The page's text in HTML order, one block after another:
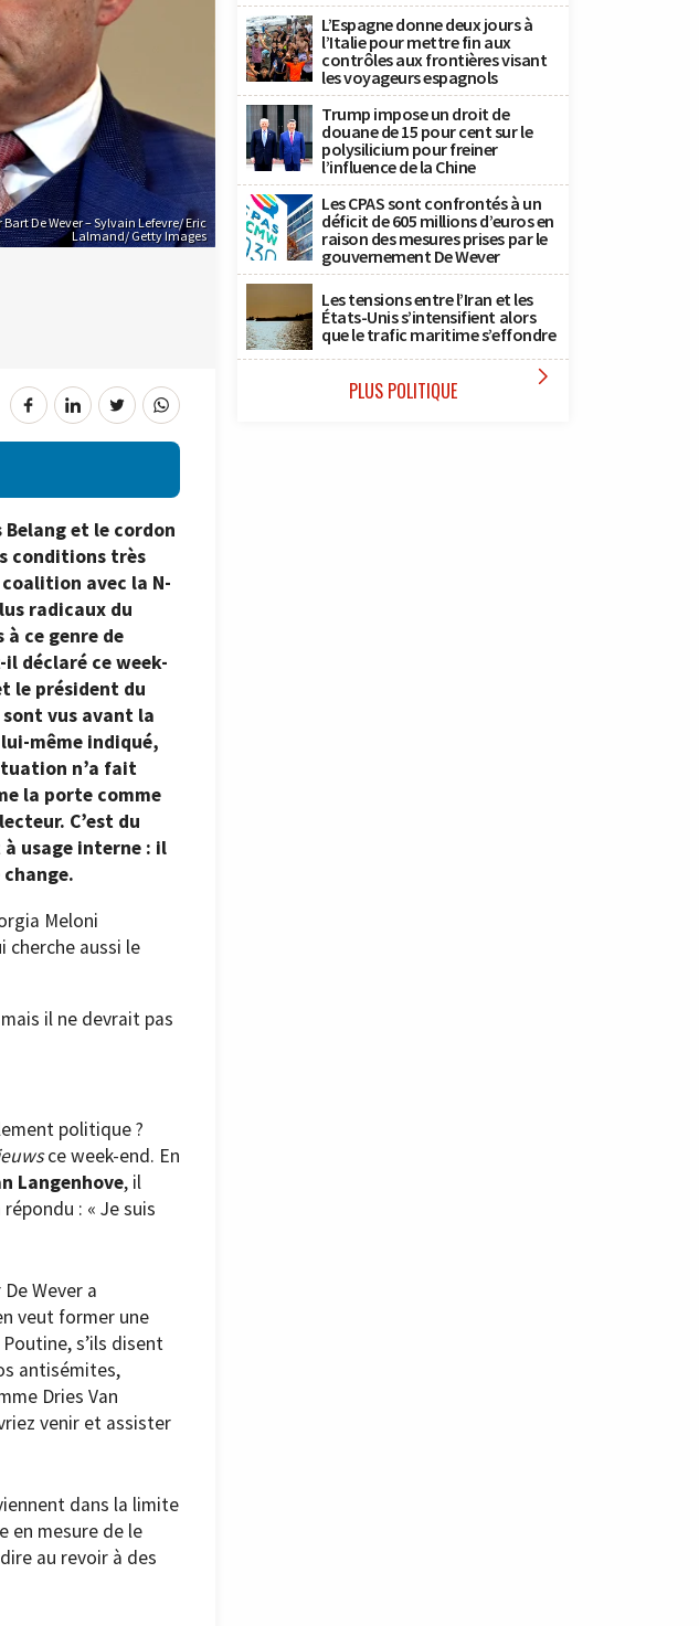
De Wever – Sylvain Lefevre/ Eric
Lalmand/ Getty Images
Belang et le cordon
conditions très
avec la N-
radicaux du
ce genre de
déclaré ce week-
le président du
sont vus avant la
lui-même indiqué,
n’a fait
la porte comme
C’est du
à usage interne : il
Meloni
cherche aussi le
il ne devrait pas
politique ?
ce week-end. En
Langenhove, il
: « Je suis
Wever a
veut former une
s’ils disent
antisémites,
Dries Van
venir et assister
dans la limite
en mesure de le
au revoir à des
L’Espagne donne deux jours à
l’Italie pour mettre fin aux
contrôles aux frontières visant
les voyageurs espagnols
Trump impose un droit de
douane de 15 pour cent sur le
polysilicium pour freiner
l’influence de la Chine
Les CPAS sont confrontés à un
déficit de 605 millions d’euros en
raison des mesures prises par le
gouvernement De Wever
Les tensions entre l’Iran et les
États-Unis s’intensifient alors
que le trafic maritime s’effondre
PLUS POLITIQUE 